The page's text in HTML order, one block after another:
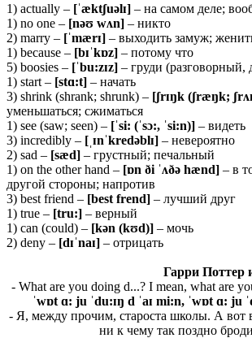
1) actually – [ˈæktʃuəlɪ] – на самом деле;
1) no one – [nəʊ wʌn] – никто
2) marry – [ˈmærɪ] – выходить замуж;
1) because – [bɪˈkɒz] – потому что
5) boosies – [ˈbu:zɪz] – груди (разговорный,
1) start – [stɑ:t] – начать
3) shrink (shrank; shrunk) – [ʃrɪŋk (ʃræŋk; ʃ
уменьшаться; сжиматься
1) see (saw; seen) – [ˈsi: (ˈsɔ:, ˈsi:n)] – видеть
3) incredibly – [ˌɪnˈkredəblɪ] – невероятно
2) sad – [sæd] – грустный; печальный
1) on the other hand – [ɒn ði ˈʌðə hænd] – в
другой стороны; напротив
3) best friend – [best frend] – лучший друг
1) true – [tru:] – верный
1) can (could) – [kən (kʊd)] – мочь
2) deny – [dɪˈnaɪ] – отрицать
Гарри Поттер
- What are you doing d...? I mean, what are
ˈwɒt ɑ: ju ˈdu:ɪŋ d ˈaɪ mi:n, ˈwɒt ɑ: ju
- Я, между прочим, староста школы. А вот
ни к чему так поздно